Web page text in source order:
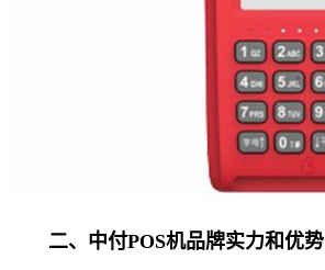
二、中付POS机品牌实力和优势